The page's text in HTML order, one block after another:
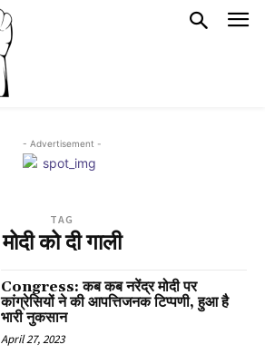
- Advertisement -
TAG
मोदी को दी गाली
Congress: कब कब नरेंद्र मोदी पर
कांग्रेसियों ने की आपत्तिजनक टिप्पणी, हुआ है
भारी नुकसान
April 27, 2023